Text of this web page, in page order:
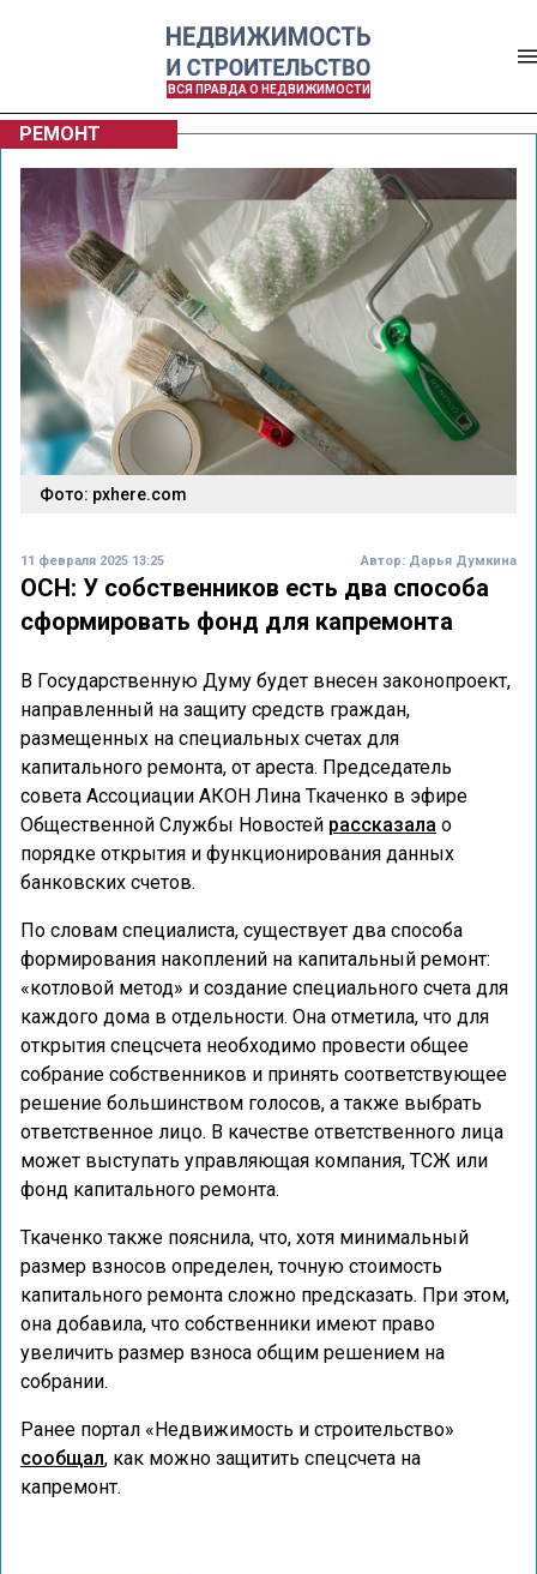
ВСЯ ПРАВДА О НЕДВИЖИМОСТИ
РЕМОНТ
Фото: pxhere.com
11 февраля 2025 13:25 Автор: Дарья Думкина
ОСН: У собственников есть два способа
сформировать фонд для капремонта
В Государственную Думу будет внесен законопроект,
направленный на защиту средств граждан,
размещенных на специальных счетах для
капитального ремонта, от ареста. Председатель
совета Ассоциации АКОН Лина Ткаченко в эфире
Общественной Службы Новостей рассказала о
порядке открытия и функционирования данных
банковских счетов.
По словам специалиста, существует два способа
формирования накоплений на капитальный ремонт:
«котловой метод» и создание специального счета для
каждого дома в отдельности. Она отметила, что для
открытия спецсчета необходимо провести общее
собрание собственников и принять соответствующее
решение большинством голосов, а также выбрать
ответственное лицо. В качестве ответственного лица
может выступать управляющая компания, ТСЖ или
фонд капитального ремонта.
Ткаченко также пояснила, что, хотя минимальный
размер взносов определен, точную стоимость
капитального ремонта сложно предсказать. При этом,
она добавила, что собственники имеют право
увеличить размер взноса общим решением на
собрании.
Ранее портал «Недвижимость и строительство»
сообщал, как можно защитить спецсчета на
капремонт.